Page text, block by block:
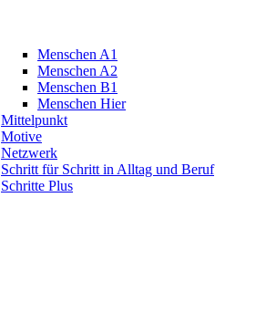
Menschen A1
Menschen A2
Menschen B1
Menschen Hier
Mittelpunkt
Motive
Netzwerk
Schritt für Schritt in Alltag und Beruf
Schritte Plus